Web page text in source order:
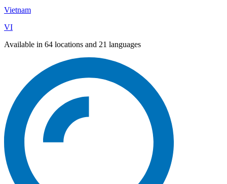
Vietnam
VI
Available in 64 locations and 21 languages